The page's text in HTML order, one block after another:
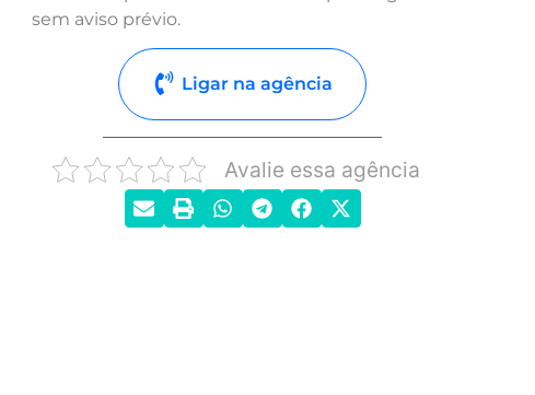
sem aviso prévio.
Ligar na agência
Avalie essa agência